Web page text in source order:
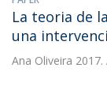
La teoria de
una
Ana Oliveira 2017.